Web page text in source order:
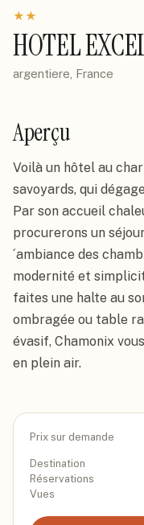
★★
HOTEL
argentiere, France
Aperçu
Voilà un hôtel au
savoyards, qui
Par son accueil
procurerons un
´ambiance des
modernité et
faites une halte au
ombragée ou table
évasif, Chamonix
en plein air.
Prix sur demande
Destination
Réservations
Vues